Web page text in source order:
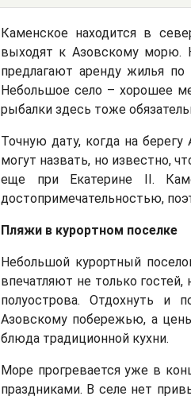
Каменское находится в
выходят к Азовскому морю.
предлагают аренду жилья
Небольшое село – хорошее
рыбалки здесь тоже
Точную дату, когда на
могут назвать, но известно,
еще при Екатерине II.
достопримечательностью,
Пляжи в курортном поселке
Небольшой курортный
впечатляют не только
полуострова. Отдохнуть
Азовскому побережью, а
блюда традиционной кухни.
Море прогревается уже в
праздниками. В селе нет